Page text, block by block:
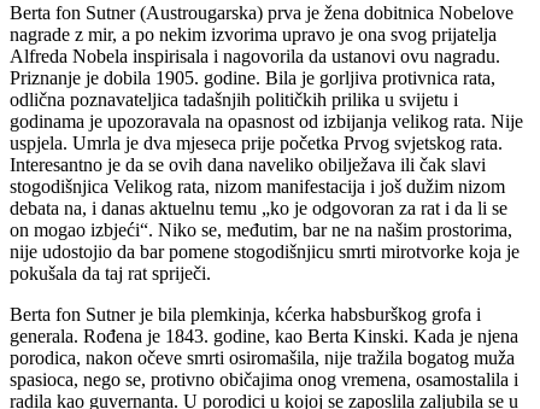
Berta fon Sutner (Austrougarska) prva je žena dobitnica Nobelove
nagrade z mir, a po nekim izvorima upravo je ona svog prijatelja
Alfreda Nobela inspirisala i nagovorila da ustanovi ovu nagradu.
Priznanje je dobila 1905. godine. Bila je gorljiva protivnica rata,
odlična poznavateljica tadašnjih političkih prilika u svijetu i
godinama je upozoravala na opasnost od izbijanja velikog rata. Nije
uspjela. Umrla je dva mjeseca prije početka Prvog svjetskog rata.
Interesantno je da se ovih dana naveliko obilježava ili čak slavi
stogodišnjica Velikog rata, nizom manifestacija i još dužim nizom
debata na, i danas aktuelnu temu „ko je odgovoran za rat i da li se
on mogao izbjeći“. Niko se, međutim, bar ne na našim prostorima,
nije udostojio da bar pomene stogodišnjicu smrti mirotvorke koja je
pokušala da taj rat spriječi.
Berta fon Sutner je bila plemkinja, kćerka habsburškog grofa i
generala. Rođena je 1843. godine, kao Berta Kinski. Kada je njena
porodica, nakon očeve smrti osiromašila, nije tražila bogatog muža
spasioca, nego se, protivno običajima onog vremena, osamostalila i
radila kao guvernanta. U porodici u kojoj se zaposlila zaljubila se u